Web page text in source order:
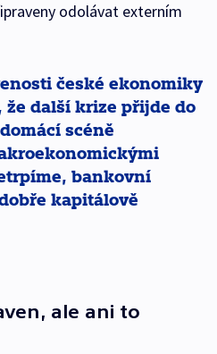
odolávat externím
české ekonomiky
že další krize přijde do
scéně
bankovní
kapitálově
ale ani to